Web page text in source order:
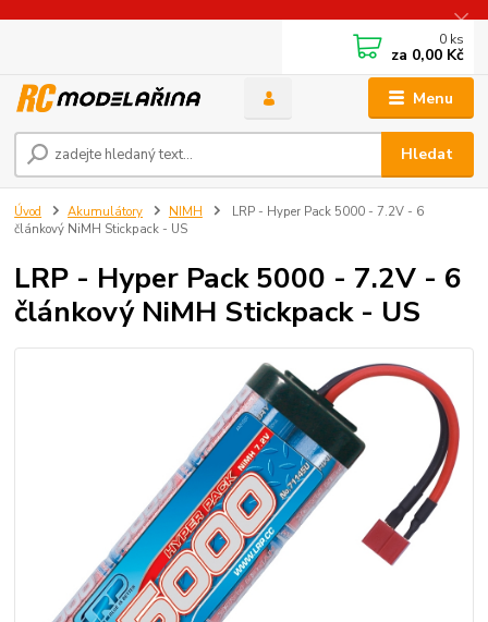
Menu
Hledat
0 ks
za 0,00 Kč
Úvod Akumulátory NIMH
LRP - Hyper Pack 5000 - 7.2V - 6
článkový NiMH Stickpack - US
LRP - Hyper Pack 5000 - 7.2V - 6
článkový NiMH Stickpack - US